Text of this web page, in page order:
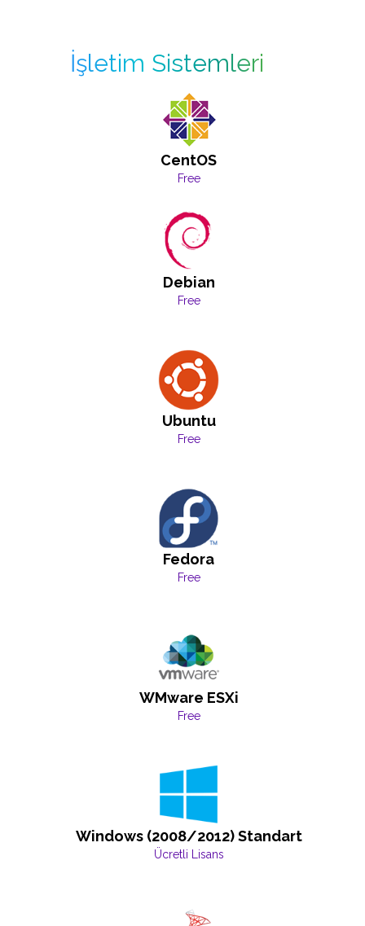
İşletim Sistemleri
CentOS
Free
Debian
Free
Ubuntu
Free
Fedora
Free
WMware ESXi
Free
Windows (2008/2012) Standart
Ücretli Lisans